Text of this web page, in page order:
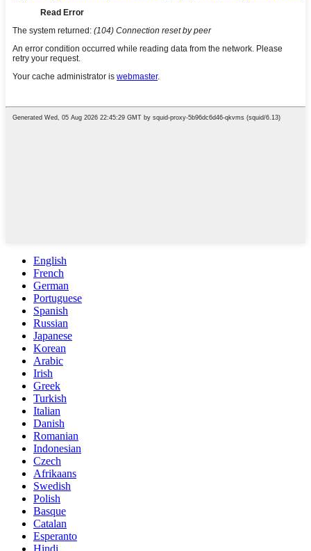
English
French
German
Portuguese
Spanish
Russian
Japanese
Korean
Arabic
Irish
Greek
Turkish
Italian
Danish
Romanian
Indonesian
Czech
Afrikaans
Swedish
Polish
Basque
Catalan
Esperanto